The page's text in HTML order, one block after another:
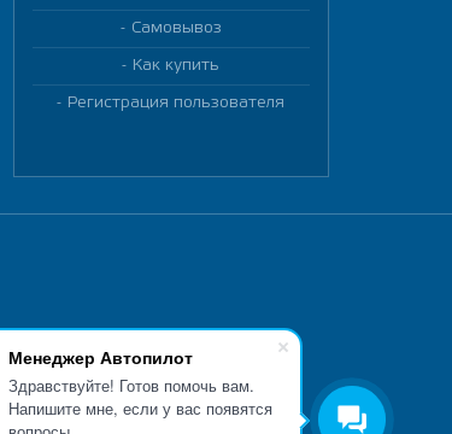
Менеджер Автопилот
Здравствуйте! Готов помочь вам.
Напишите мне, если у вас появятся
Самовывоз
Как купить
Регистрация пользователя